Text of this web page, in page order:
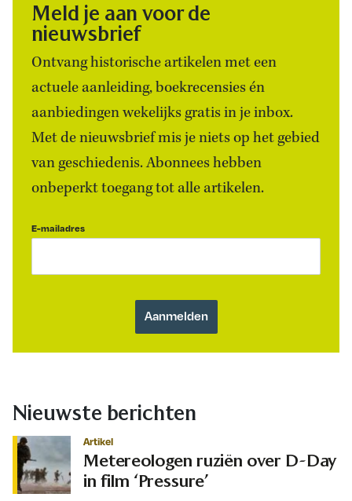
Meld je aan voor de
nieuwsbrief
Ontvang historische artikelen met een
actuele aanleiding, boekrecensies én
aanbiedingen wekelijks gratis in je inbox.
Met de nieuwsbrief mis je niets op het gebied
van geschiedenis. Abonnees hebben
onbeperkt toegang tot alle artikelen.
E-mailadres
Nieuwste berichten
Artikel
Metereologen ruziën over D-Day
in film ‘Pressure’